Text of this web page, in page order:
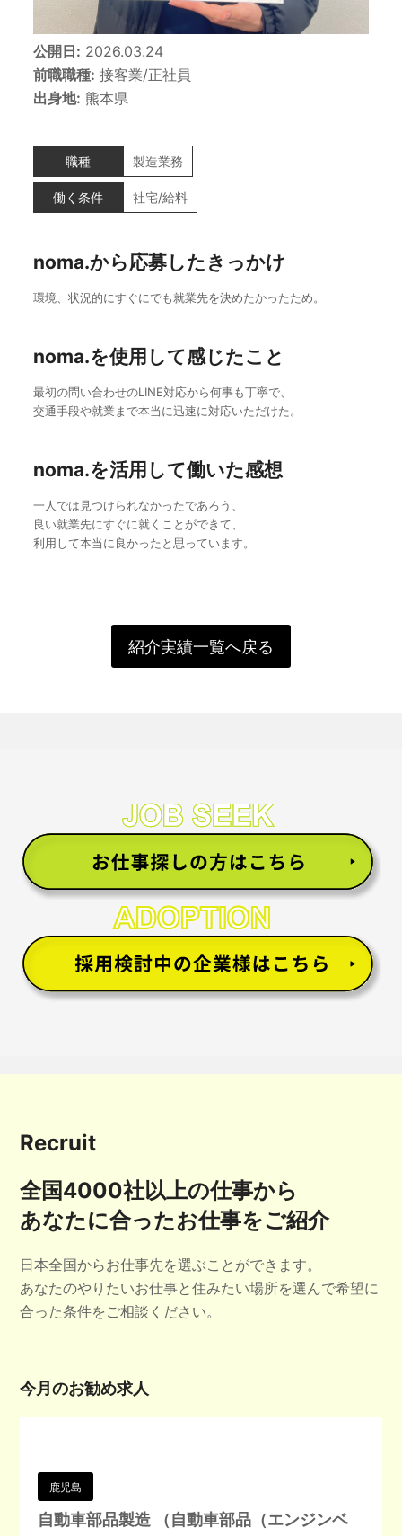
公開日: 2026.03.24
前職職種: 接客業/正社員
出身地: 熊本県
職種 製造業務
働く条件 社宅/給料
noma.から応募したきっかけ
環境、状況的にすぐにでも就業先を決めたかったため。
noma.を使用して感じたこと
最初の問い合わせのLINE対応から何事も丁寧で、
交通手段や就業まで本当に迅速に対応いただけた。
noma.を活用して働いた感想
一人では見つけられなかったであろう、
良い就業先にすぐに就くことができて、
利用して本当に良かったと思っています。
紹介実績一覧へ戻る
Recruit
全国4000社以上の仕事から
あなたに合ったお仕事をご紹介
日本全国からお仕事先を選ぶことができます。
あなたのやりたいお仕事と住みたい場所を選んで希望に
合った条件をご相談ください。
今月のお勧め求人
鹿児島
自動車部品製造 （自動車部品（エンジンベ